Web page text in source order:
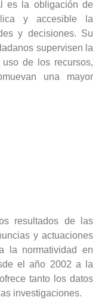
es la obligación de
y accesible la
y decisiones. Su
supervisen la
de los recursos,
una mayor
resultados de las
y actuaciones
la normatividad en
el año 2002 a la
tanto los datos
investigaciones.